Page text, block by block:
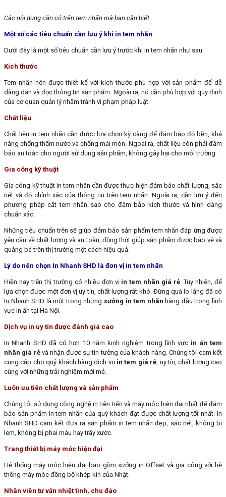
Các nội dung cần có trên tem nhãn mà bạn cần biết
Một số các tiêu chuẩn cần lưu ý khi in tem nhãn
Dưới đây là một số tiêu chuẩn cần lưu ý trước khi in tem nhãn như sau:
Kích thước
Tem nhãn nên được thiết kế với kích thước phù hợp với sản phẩm để dễ
dàng dán và đọc thông tin sản phẩm. Ngoài ra, nó cần phù hợp với quy định
của cơ quan quản lý nhằm tránh vi phạm pháp luật.
Chất liệu
Chất liệu in tem nhãn cần được lựa chọn kỹ càng để đảm bảo độ bền, khả
năng chống thấm nước và chống mài mòn. Ngoài ra, chất liệu còn phải đảm
bảo an toàn cho người sử dụng sản phẩm, không gây hại cho môi trường.
Gia công kỹ thuật
Gia công kỹ thuật in tem nhãn cần được thực hiện đảm bảo chất lượng, sắc
nét và độ chính xác của thông tin trên tem nhãn. Ngoài ra, cần lưu ý đến
phương pháp cắt tem nhãn sao cho đảm bảo kích thước và hình dáng
chuẩn xác.
Những tiêu chuẩn trên sẽ giúp đảm bảo sản phẩm tem nhãn đáp ứng được
yêu cầu về chất lượng và an toàn, đồng thời giúp sản phẩm được bảo vệ và
quảng bá trên thị trường một cách hiệu quả.
Lý do nên chọn In Nhanh SHD là đơn vị in tem nhãn
Hiện nay trên thị trường có nhiều đơn vị in tem nhãn giá rẻ. Tuy nhiên, để
lựa chọn được một đơn vị uy tín, chất lượng rất khó. Đừng quá lo lắng đã có
In Nhanh SHD là một trong những xưởng in tem nhãn hàng đầu trong lĩnh
vực in ấn tại Hà Nội.
Dịch vụ in uy tín được đánh giá cao
In Nhanh SHD đã có hơn 10 năm kinh nghiệm trong lĩnh vực in ấn tem
nhãn giá rẻvà nhận được sự tin tưởng của khách hàng. Chúng tôi cam kết
cung cấp cho quý khách hàng dịch vụ in tem giá rẻ, uy tín, chất lượng cao
cùng với những trải nghiệm mới mẻ.
Luôn ưu tiên chất lượng và sản phẩm
Chúng tôi sử dụng công nghệ in tiên tiến và máy móc hiện đại nhất để đảm
bảo sản phẩm in tem nhãn của quý khách đạt được chất lượng tốt nhất. In
Nhanh SHD cam kết đưa ra sản phẩm in tem nhãn đẹp, sắc nét, không bị
lem, không bị phai màu hay trầy xước.
Trang thiết bị máy móc hiện đại
Hệ thống máy móc hiện đại bao gồm xưởng in Offset và gia công với hệ
thống máy móc đồng bộ khép kín của Nhật.
Nhân viên tư vấn nhiệt tình, chu đáo